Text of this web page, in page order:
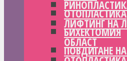
ОТОПЛАСТИКА
БИХЕКТОМИЯ
ПОВДИГАНЕ
ЛИФТИНГ НА
ОБЛАСТ